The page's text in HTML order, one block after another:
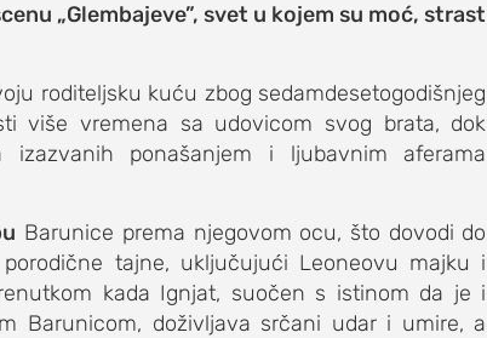
„Glembajeve”, svet u kojem su moć, strast
roditeljsku kuću zbog sedamdesetogodišnjeg
više vremena sa udovicom svog brata, dok
ponašanjem i ljubavnim aferama
Barunice prema njegovom ocu, što dovodi do
tajne, uključujući Leoneovu majku i
kada Ignjat, suočen s istinom da je i
Barunicom, doživljava srčani udar i umire, a